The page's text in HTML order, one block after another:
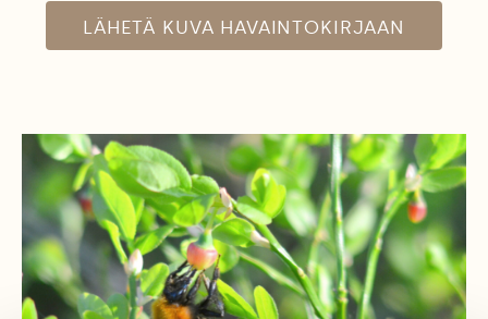
LÄHETÄ KUVA HAVAINTOKIRJAAN